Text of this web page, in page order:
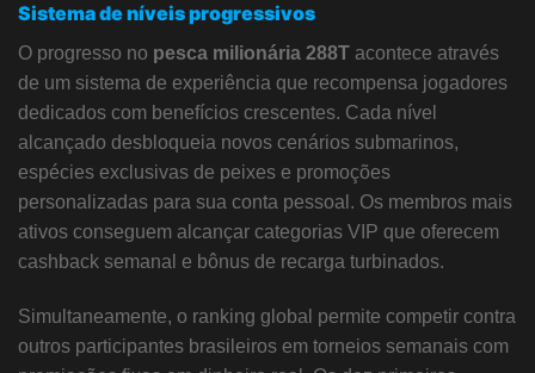
Sistema de níveis progressivos
O progresso no pesca milionária 288T acontece através
de um sistema de experiência que recompensa jogadores
dedicados com benefícios crescentes. Cada nível
alcançado desbloqueia novos cenários submarinos,
espécies exclusivas de peixes e promoções
personalizadas para sua conta pessoal. Os membros mais
ativos conseguem alcançar categorias VIP que oferecem
cashback semanal e bônus de recarga turbinados.
Simultaneamente, o ranking global permite competir contra
outros participantes brasileiros em torneios semanais com